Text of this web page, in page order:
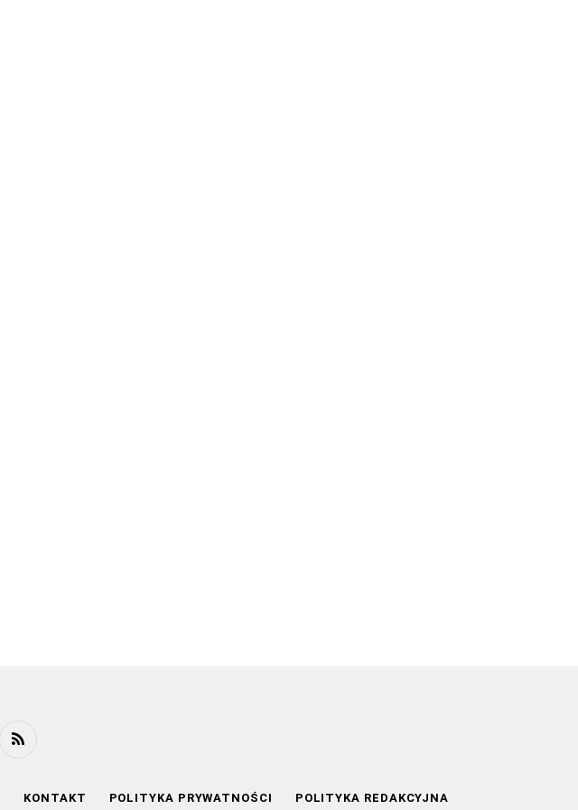
RSS
KONTAKT POLITYKA PRYWATNOŚCI POLITYKA REDAKCYJNA